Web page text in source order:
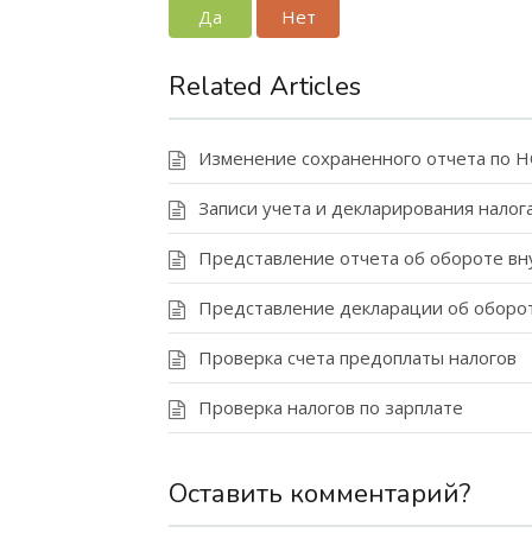
Да Нет
Related Articles
Изменение сохраненного отчета по
Записи учета и декларирования
Представление отчета об обороте
Представление декларации об
Проверка счета предоплаты налогов
Проверка налогов по зарплате
Оставить комментарий?